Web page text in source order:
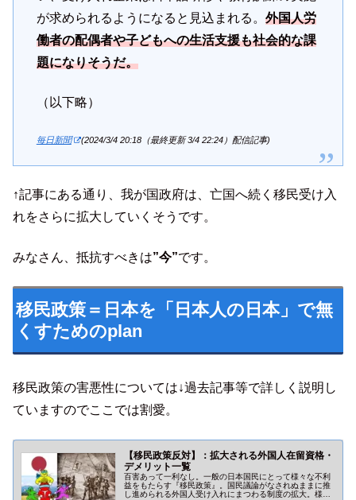
が求められるようになると見込まれる。 外国人労
働者の配偶者や子どもへの生活支援も社会的な課
題になりそうだ。
（以下略）
毎日新聞 (2024/3/4 20:18（最終更新 3/4 22:24）配信記事)
↑記事にある通り、我が国政府は、亡国へ続く移民受け入
れをさらに拡大していくそうです。
みなさん、抵抗すべきは”今”です。
移民政策＝日本を「日本人の日本」で無
くすためのplan
移民政策の害悪性については↓過去記事等で詳しく説明し
ていますのでここでは割愛。
【移民政策反対】：拡大される外国人在留資格・
デメリット一覧
百害あって一利なし。一般の日本国民にとって様々な不利
益をもたらす『移民政策』。国民議論がなされぬままに推
し進められる外国人受け入れにまつわる制度の拡大。様々